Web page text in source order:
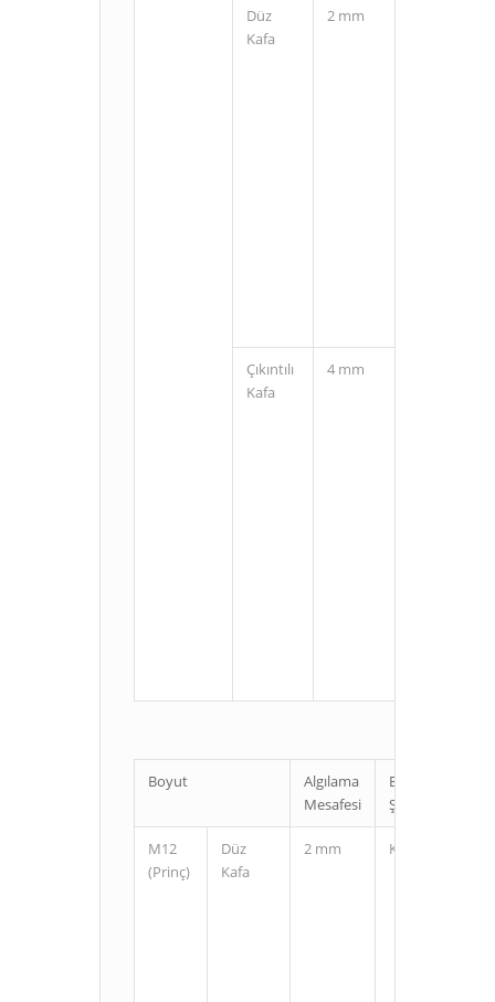
Düz
Kafa
2 mm
Çıkıntılı
Kafa
4 mm
Boyut
Algılama
Mesafesi
Bağlantı
Şekli
M12
(Prinç)
Düz
Kafa
2 mm Kablolu